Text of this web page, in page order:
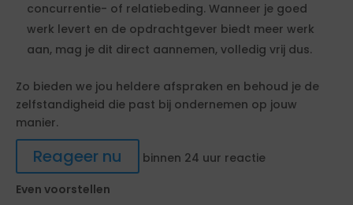
concurrentie- of relatiebeding. Wanneer je goed
werk levert en de opdrachtgever biedt meer werk
aan, mag je dit direct aannemen, volledig vrij dus.
Zo bieden we jou heldere afspraken en behoud je de
zelfstandigheid die past bij ondernemen op jouw
manier.
Reageer nu
binnen 24 uur reactie
Even voorstellen